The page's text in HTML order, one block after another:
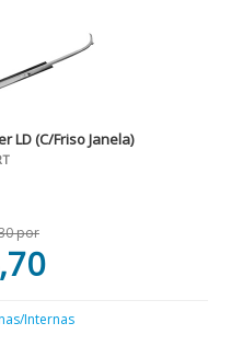
LD (C/Friso Janela)
por
Internas